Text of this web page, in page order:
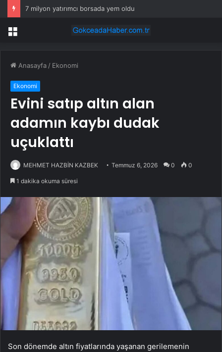
7 milyon yatırımcı borsada yem oldu
Menü
Anasayfa / Ekonomi
Ekonomi
Evini satıp altın alan
adamın kaybı dudak
uçuklattı
MEHMET HAZBİN KAZBEK Temmuz 6, 2026 0 0
1 dakika okuma süresi
Son dönemde altın fiyatlarında yaşanan gerilemenin